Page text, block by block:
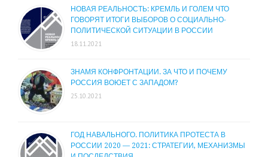
НОВАЯ РЕАЛЬНОСТЬ: КРЕМЛЬ И ГОЛЕМ ЧТО
ГОВОРЯТ ИТОГИ ВЫБОРОВ О СОЦИАЛЬНО-
ПОЛИТИЧЕСКОЙ СИТУАЦИИ В РОССИИ
18.11.2021
ЗНАМЯ КОНФРОНТАЦИИ. ЗА ЧТО И ПОЧЕМУ
РОССИЯ ВОЮЕТ С ЗАПАДОМ?
25.10.2021
ГОД НАВАЛЬНОГО. ПОЛИТИКА ПРОТЕСТА В
РОССИИ 2020 — 2021: СТРАТЕГИИ, МЕХАНИЗМЫ